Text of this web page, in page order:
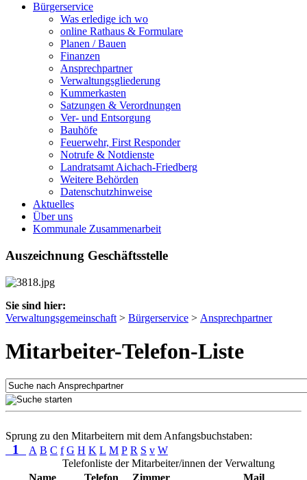
Bürgerservice
Was erledige ich wo
online Rathaus & Formulare
Planen / Bauen
Finanzen
Ansprechpartner
Verwaltungsgliederung
Kummerkasten
Satzungen & Verordnungen
Ver- und Entsorgung
Bauhöfe
Feuerwehr, First Responder
Notrufe & Notdienste
Landratsamt Aichach-Friedberg
Weitere Behörden
Datenschutzhinweise
Aktuelles
Über uns
Kommunale Zusammenarbeit
Auszeichnung Geschäftsstelle
Sie sind hier:
Verwaltungsgemeinschaft > Bürgerservice > Ansprechpartner
Mitarbeiter-Telefon-Liste
Sprung zu den Mitarbeitern mit dem Anfangsbuchstaben:
1 A B C f G H K L M P R S v W
Telefonliste der Mitarbeiter/innen der Verwaltung